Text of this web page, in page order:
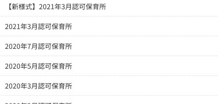
【新様式】2021年3月認可保育所
2021年3月認可保育所
2020年7月認可保育所
2020年5月認可保育所
2020年3月認可保育所